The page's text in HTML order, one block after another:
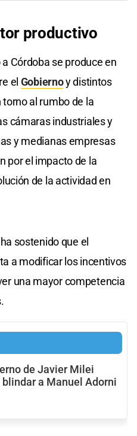
productivo
Córdoba se produce en
el Gobiernoy distintos
al rumbo de la
cámaras industriales y
y medianas empresas
por el impacto de la
de la actividad en
sostenido que el
a modificar los incentivos
una mayor competencia
de Javier Milei
a Manuel Adorni